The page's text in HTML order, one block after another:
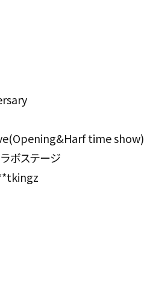
time show)
ボステージ